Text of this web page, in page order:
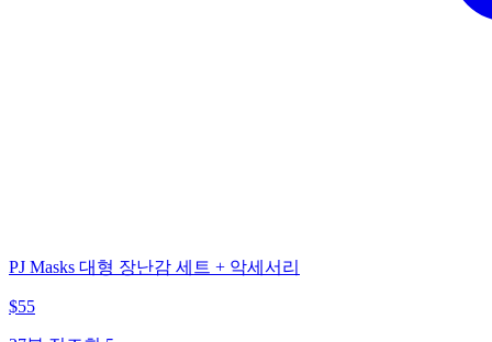
PJ Masks 대형 장난감 세트 + 악세서리
$55